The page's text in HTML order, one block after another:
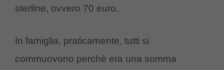
sterline, ovvero 70 euro.
In famiglia, praticamente, tutti si
commuovono perchè era una somma